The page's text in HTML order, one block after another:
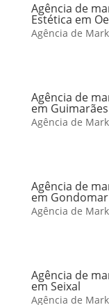
Agência de
Estética em
Agência de
Agência de
em Guimarães
Agência de
Agência de
em Gondomar
Agência de
Agência de
em Seixal
Agência de